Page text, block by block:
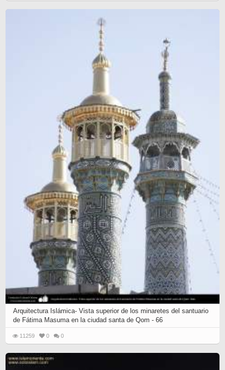
Arquitectura Islámica- Vista superior de los minaretes del santuario
de Fátima Masuma en la ciudad santa de Qom - 66
11259 0 0